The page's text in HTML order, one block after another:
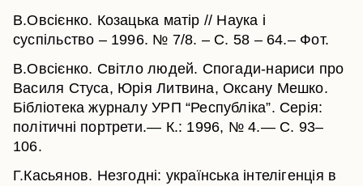
В.Овсієнко. Козацька матір // Наука і
суспільство – 1996. № 7/8. – С. 58 – 64.– Фот.
В.Овсієнко. Світло людей. Спогади-нариси про
Василя Стуса, Юрія Литвина, Оксану Мешко.
Бібліотека журналу УРП “Республіка”. Серія:
політичні портрети.— К.: 1996, № 4.— С. 93–
106.
Г.Касьянов. Незгодні: українська інтелігенція в